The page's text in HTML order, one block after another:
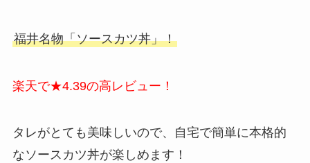
福井名物「ソースカツ丼」！
楽天で★4.39の高レビュー！
タレがとても美味しいので、自宅で簡単に本格的
なソースカツ丼が楽しめます！